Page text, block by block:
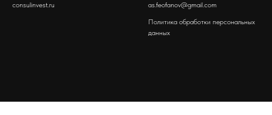
consulinvest.ru
as.feofanov@gmail.com
Политика обработки персональных
данных